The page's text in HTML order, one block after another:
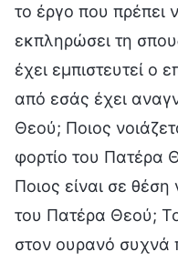
το έργο που πρέπει
εκπληρώσει τη
έχει εμπιστευτεί ο
από εσάς έχει
Θεού; Ποιος
φορτίο του Πατέρα
Ποιος είναι σε
του Πατέρα Θεού;
στον ουρανό συχνά